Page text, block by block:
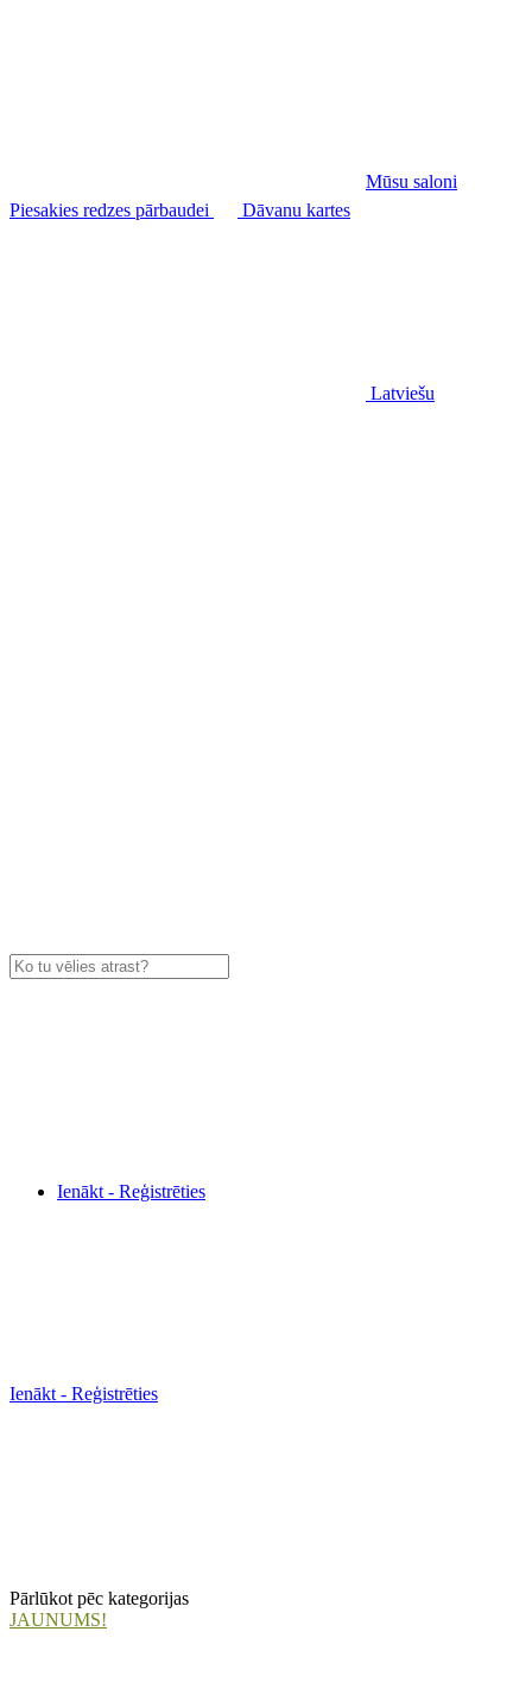
Mūsu saloni
Piesakies redzes pārbaudei
Dāvanu kartes
Latviešu
Ienākt - Reģistrēties
Ienākt - Reģistrēties
Pārlūkot pēc kategorijas
JAUNUMS!